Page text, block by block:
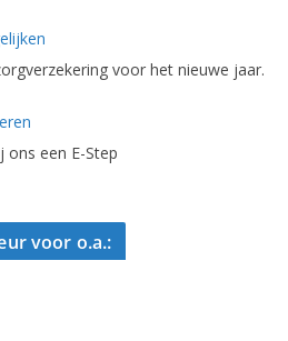
voor het nieuwe jaar.
ons een E-Step
voor o.a.: